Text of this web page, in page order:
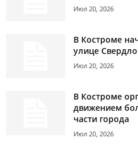
Июл 20, 2026
В Костроме
улице
Июл 20, 2026
В Костроме
движением
части города
Июл 20, 2026